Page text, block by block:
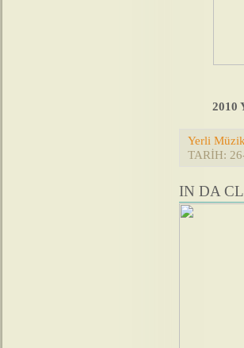
2010
Yerli Müzik
TARİH:
IN DA